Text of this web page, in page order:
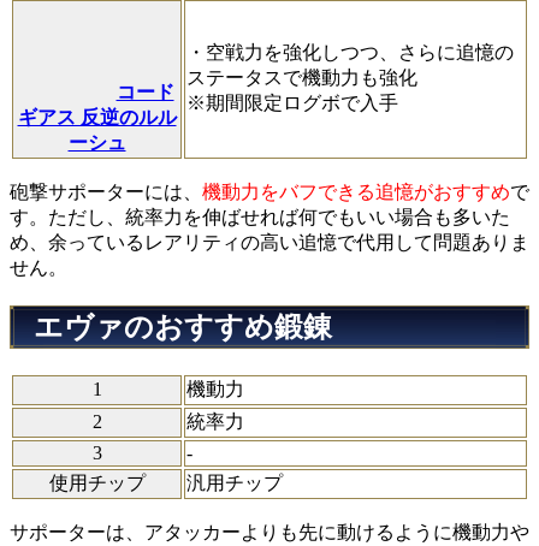
コード
ギアス 反逆のルル
ーシュ
・空戦力を強化しつつ、さらに追憶の
ステータスで機動力も強化
※期間限定ログボで入手
砲撃サポーターには、 機動力をバフできる追憶がおすすめで
す。ただし、統率力を伸ばせれば何でもいい場合も多いた
め、余っているレアリティの高い追憶で代用して問題ありま
せん。
エヴァのおすすめ鍛錬
1
機動力
2
統率力
3
-
使用チップ
汎用チップ
サポーターは、アタッカーよりも先に動けるように機動力や